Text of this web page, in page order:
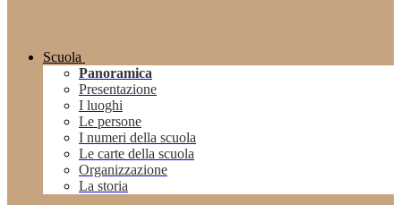
Scuola
Panoramica
Presentazione
I luoghi
Le persone
I numeri della scuola
Le carte della scuola
Organizzazione
La storia